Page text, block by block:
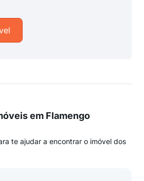
em Flamengo
te ajudar a encontrar o imóvel dos